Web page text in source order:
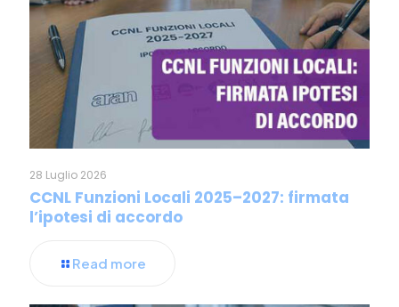
28 Luglio 2026
CCNL Funzioni Locali 2025–2027: firmata
l’ipotesi di accordo
Read more